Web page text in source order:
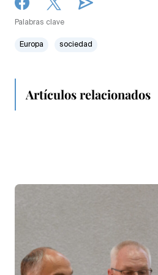
Palabras clave
Europa sociedad
Artículos relacionados